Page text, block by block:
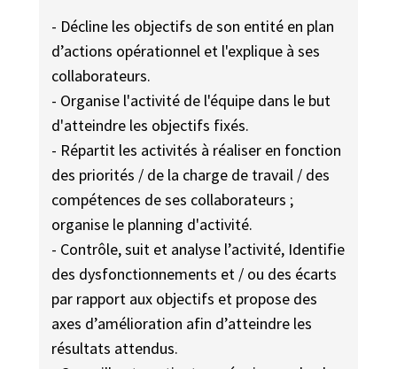
- Décline les objectifs de son entité en plan
d’actions opérationnel et l'explique à ses
collaborateurs.
- Organise l'activité de l'équipe dans le but
d'atteindre les objectifs fixés.
- Répartit les activités à réaliser en fonction
des priorités / de la charge de travail / des
compétences de ses collaborateurs ;
organise le planning d'activité.
- Contrôle, suit et analyse l’activité, Identifie
des dysfonctionnements et / ou des écarts
par rapport aux objectifs et propose des
axes d’amélioration afin d’atteindre les
résultats attendus.